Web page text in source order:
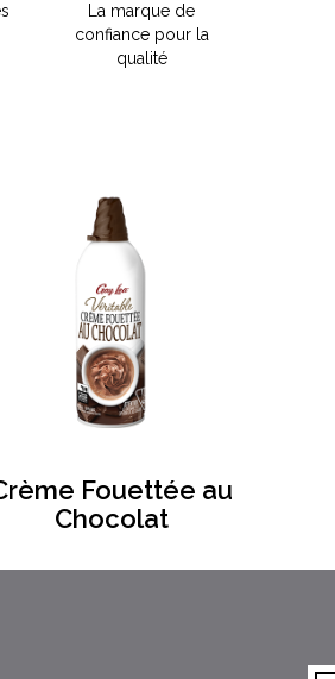
La marque de
confiance pour la
qualité
Fouettée au
Chocolat